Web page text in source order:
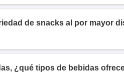
de snacks al por mayor
¿qué tipos de bebidas